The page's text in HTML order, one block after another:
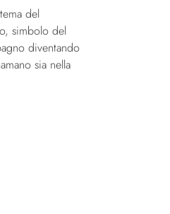
del
simbolo del
diventando
sia nella